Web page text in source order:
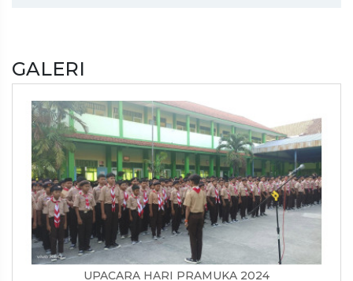
GALERI
UPACARA HARI PRAMUKA 2024